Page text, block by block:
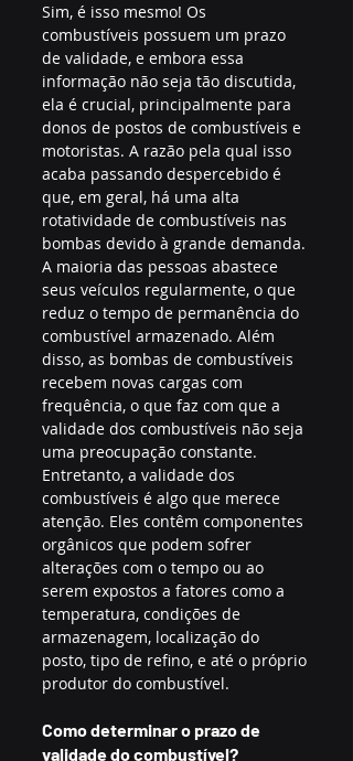
Sim, é isso mesmo! Os
combustíveis possuem um prazo
de validade, e embora essa
informação não seja tão discutida,
ela é crucial, principalmente para
donos de postos de combustíveis e
motoristas. A razão pela qual isso
acaba passando despercebido é
que, em geral, há uma alta
rotatividade de combustíveis nas
bombas devido à grande demanda.
A maioria das pessoas abastece
seus veículos regularmente, o que
reduz o tempo de permanência do
combustível armazenado. Além
disso, as bombas de combustíveis
recebem novas cargas com
frequência, o que faz com que a
validade dos combustíveis não seja
uma preocupação constante.
Entretanto, a validade dos
combustíveis é algo que merece
atenção. Eles contêm componentes
orgânicos que podem sofrer
alterações com o tempo ou ao
serem expostos a fatores como a
temperatura, condições de
armazenagem, localização do
posto, tipo de refino, e até o próprio
produtor do combustível.
Como determinar o prazo de
validade do combustível?